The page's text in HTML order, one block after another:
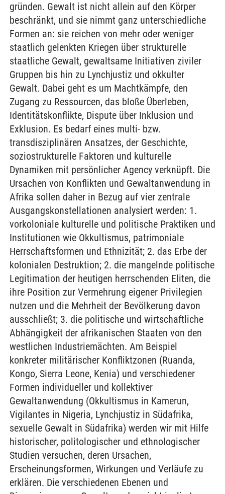
gründen. Gewalt ist nicht allein auf den Körper
beschränkt, und sie nimmt ganz unterschiedliche
Formen an: sie reichen von mehr oder weniger
staatlich gelenkten Kriegen über strukturelle
staatliche Gewalt, gewaltsame Initiativen ziviler
Gruppen bis hin zu Lynchjustiz und okkulter
Gewalt. Dabei geht es um Machtkämpfe, den
Zugang zu Ressourcen, das bloße Überleben,
Identitätskonflikte, Dispute über Inklusion und
Exklusion. Es bedarf eines multi- bzw.
transdisziplinären Ansatzes, der Geschichte,
soziostrukturelle Faktoren und kulturelle
Dynamiken mit persönlicher Agency verknüpft. Die
Ursachen von Konflikten und Gewaltanwendung in
Afrika sollen daher in Bezug auf vier zentrale
Ausgangskonstellationen analysiert werden: 1.
vorkoloniale kulturelle und politische Praktiken und
Institutionen wie Okkultismus, patrimoniale
Herrschaftsformen und Ethnizität; 2. das Erbe der
kolonialen Destruktion; 2. die mangelnde politische
Legitimation der heutigen herrschenden Eliten, die
ihre Position zur Vermehrung eigener Privilegien
nutzen und die Mehrheit der Bevölkerung davon
ausschließt; 3. die politische und wirtschaftliche
Abhängigkeit der afrikanischen Staaten von den
westlichen Industriemächten. Am Beispiel
konkreter militärischer Konfliktzonen (Ruanda,
Kongo, Sierra Leone, Kenia) und verschiedener
Formen individueller und kollektiver
Gewaltanwendung (Okkultismus in Kamerun,
Vigilantes in Nigeria, Lynchjustiz in Südafrika,
sexuelle Gewalt in Südafrika) werden wir mit Hilfe
historischer, politologischer und ethnologischer
Studien versuchen, deren Ursachen,
Erscheinungsformen, Wirkungen und Verläufe zu
erklären. Die verschiedenen Ebenen und